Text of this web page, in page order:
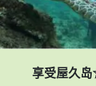
享受屋久